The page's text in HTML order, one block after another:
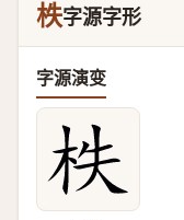
柣字源字形
字源演变